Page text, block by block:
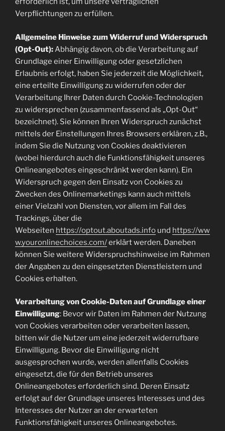
Verpflichtungen zu erfüllen.
Allgemeine Hinweise zum Widerruf und Widerspruch
(Opt-Out): Abhängig davon, ob die Verarbeitung auf
Grundlage einer Einwilligung oder gesetzlichen
Erlaubnis erfolgt, haben Sie jederzeit die Möglichkeit,
eine erteilte Einwilligung zu widerrufen oder der
Verarbeitung Ihrer Daten durch Cookie-Technologien
zu widersprechen (zusammenfassend als „Opt-Out“
bezeichnet). Sie können Ihren Widerspruch zunächst
mittels der Einstellungen Ihres Browsers erklären, z.B.,
indem Sie die Nutzung von Cookies deaktivieren
(wobei hierdurch auch die Funktionsfähigkeit unseres
Onlineangebotes eingeschränkt werden kann). Ein
Widerspruch gegen den Einsatz von Cookies zu
Zwecken des Onlinemarketings kann auch mittels
einer Vielzahl von Diensten, vor allem im Fall des
Trackings, über die
Webseiten https://optout.aboutads.info und https://ww
w.youronlinechoices.com/erklärt werden. Daneben
können Sie weitere Widerspruchshinweise im Rahmen
der Angaben zu den eingesetzten Dienstleistern und
Cookies erhalten.
Verarbeitung von Cookie-Daten auf Grundlage einer
Einwilligung: Bevor wir Daten im Rahmen der Nutzung
von Cookies verarbeiten oder verarbeiten lassen,
bitten wir die Nutzer um eine jederzeit widerrufbare
Einwilligung. Bevor die Einwilligung nicht
ausgesprochen wurde, werden allenfalls Cookies
eingesetzt, die für den Betrieb unseres
Onlineangebotes erforderlich sind. Deren Einsatz
erfolgt auf der Grundlage unseres Interesses und des
Interesses der Nutzer an der erwarteten
Funktionsfähigkeit unseres Onlineangebotes.